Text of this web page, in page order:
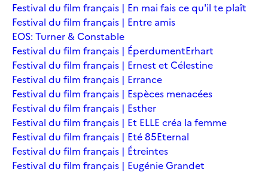
Festival du film français | En mai fais ce qu'il te plaît
Festival du film français | Entre amis
EOS: Turner & Constable
Festival du film français | ÉperdumentErhart
Festival du film français | Ernest et Célestine
Festival du film français | Errance
Festival du film français | Espèces menacées
Festival du film français | Esther
Festival du film français | Et ELLE créa la femme
Festival du film français | Eté 85Eternal
Festival du film français | Étreintes
Festival du film français | Eugénie Grandet